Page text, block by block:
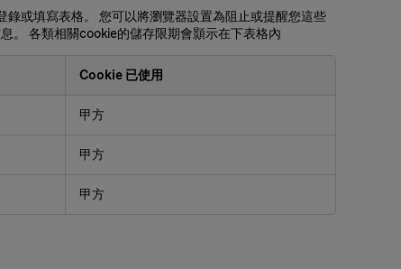
或填寫表格。 您可以將瀏覽器設置為阻止或提醒您這些
。 各類相關cookie的儲存限期會顥示在下表格內
Cookie 已使用
甲方
甲方
甲方